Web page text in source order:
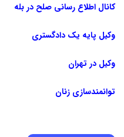
کانال اطلاع رسانی صلح در بله
وکیل پایه یک دادگستری
وکیل در تهران
توانمندسازی زنان